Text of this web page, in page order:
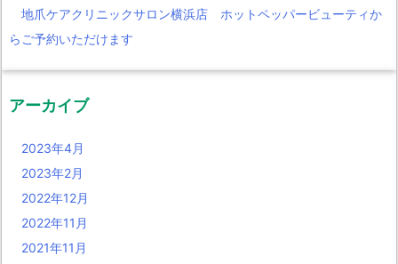
地爪ケアクリニックサロン横浜店 ホットペッパービューティか
らご予約いただけます
アーカイブ
2023年4月
2023年2月
2022年12月
2022年11月
2021年11月